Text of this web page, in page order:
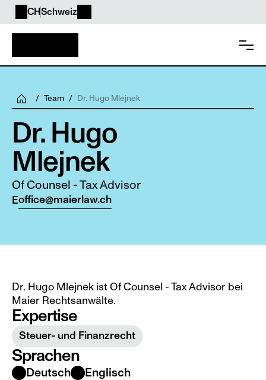
CH Schweiz
/ Team / Dr. Hugo Mlejnek
Dr. Hugo
Mlejnek
Of Counsel - Tax Advisor
Eoffice@maierlaw.ch
Dr. Hugo Mlejnek ist Of Counsel - Tax Advisor bei
Maier Rechtsanwälte.
Expertise
Steuer- und Finanzrecht
Sprachen
Deutsch Englisch